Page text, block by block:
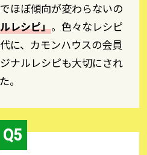
ほぼ傾向が変わらないの
レシピ」。色々なレシピ
に、カモンハウスの会員
ナルレシピも大切にされ
。